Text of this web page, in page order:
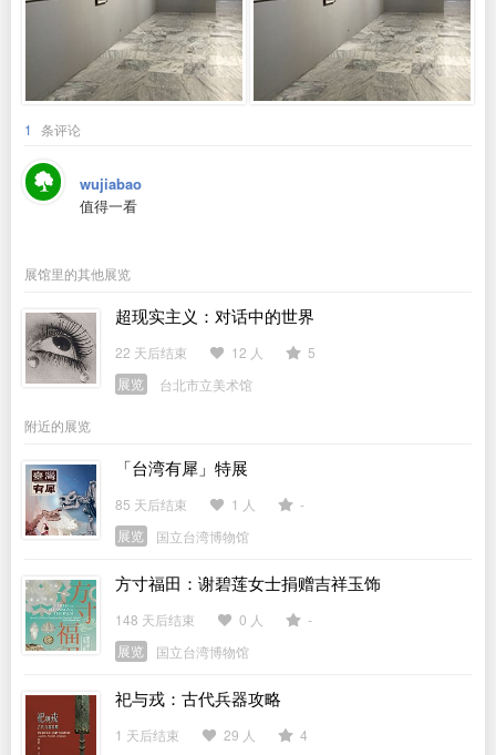
1 条评论
wujiabao
值得一看
展馆里的其他展览
超现实主义：对话中的世界
22 天后结束 12 人
5
展览
台北市立美术馆
附近的展览
「台湾有犀」特展
85 天后结束 1 人
-
展览
国立台湾博物馆
方寸福田：谢碧莲女士捐赠吉祥玉饰
148 天后结束 0 人
-
展览
国立台湾博物馆
祀与戎：古代兵器攻略
1 天后结束 29 人 4